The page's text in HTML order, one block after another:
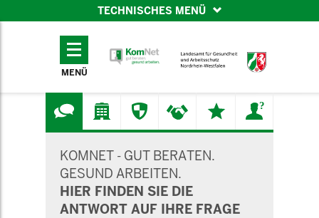
TECHNISCHES MENÜ
TECHNISCHES
MENÜ
KOMNET - GUT BERATEN.
GESUND ARBEITEN.
HIER FINDEN SIE DIE
ANTWORT AUF IHRE FRAGE